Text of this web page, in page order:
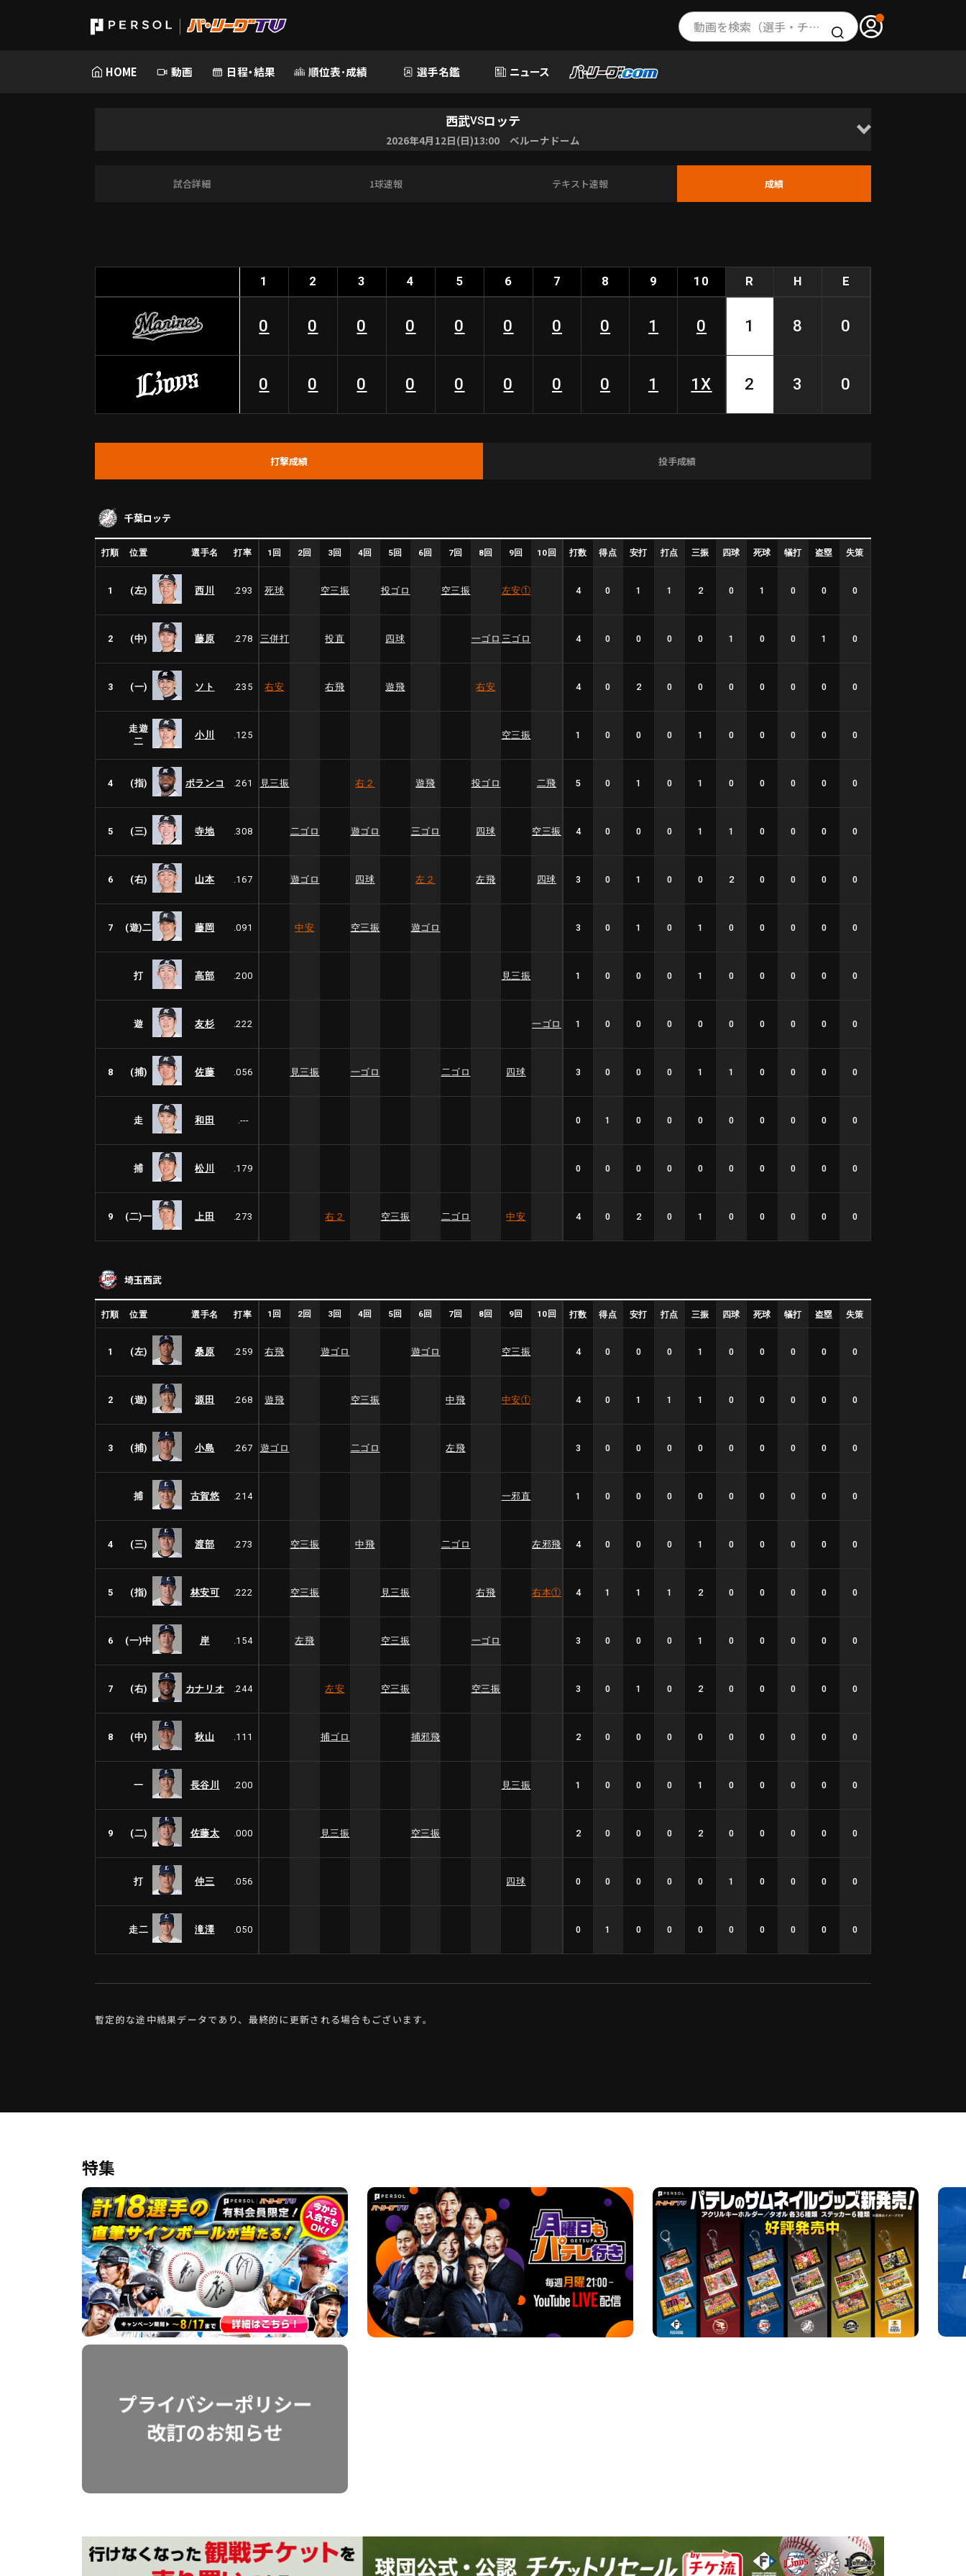
動画を検索（選手・チーム・プレー内容…）
HOME 動画 日程・結果 順位表･成績 選手名鑑 ニュース
西武VSロッテ
2026年4月12日(日)13:00 ベルーナドーム
試合詳細 1球速報 テキスト速報 成績
1 2 3 4 5 6 7 8 9 10 R H E
0 0 0 0 0 0 0 0 1 0 1 8 0
0 0 0 0 0 0 0 0 1 1X 2 3 0
打撃成績 投手成績
千葉ロッテ
打順 位置 選手名 打率 1回 2回 3回 4回 5回 6回 7回 8回 9回 10回 打数 得点 安打 打点 三振 四球 死球 犠打 盗塁 失策
1 (左) 西川 .293 死球 空三振 投ゴロ 空三振 左安① 4 0 1 1 2 0 1 0 0 0
2 (中) 藤原 .278 三併打 投直 四球 一ゴロ 三ゴロ 4 0 0 0 0 1 0 0 1 0
3 (一) ソト .235 右安 右飛 遊飛 右安 4 0 2 0 0 0 0 0 0 0
走遊
二
小川 .125 空三振 1 0 0 0 1 0 0 0 0 0
4 (指) ポランコ .261 見三振 右２ 遊飛 投ゴロ 二飛 5 0 1 0 1 0 0 0 0 0
5 (三) 寺地 .308 二ゴロ 遊ゴロ 三ゴロ 四球 空三振 4 0 0 0 1 1 0 0 0 0
6 (右) 山本 .167 遊ゴロ 四球 左２ 左飛 四球 3 0 1 0 0 2 0 0 0 0
7 (遊)二 藤岡 .091 中安 空三振 遊ゴロ 3 0 1 0 1 0 0 0 0 0
打 高部 .200 見三振 1 0 0 0 1 0 0 0 0 0
遊 友杉 .222 一ゴロ 1 0 0 0 0 0 0 0 0 0
8 (捕) 佐藤 .056 見三振 一ゴロ 二ゴロ 四球 3 0 0 0 1 1 0 0 0 0
走 和田 .--- 0 1 0 0 0 0 0 0 0 0
捕 松川 .179 0 0 0 0 0 0 0 0 0 0
9 (二)一 上田 .273 右２ 空三振 二ゴロ 中安 4 0 2 0 1 0 0 0 0 0
埼玉西武
打順 位置 選手名 打率 1回 2回 3回 4回 5回 6回 7回 8回 9回 10回 打数 得点 安打 打点 三振 四球 死球 犠打 盗塁 失策
1 (左) 桑原 .259 右飛 遊ゴロ 遊ゴロ 空三振 4 0 0 0 1 0 0 0 0 0
2 (遊) 源田 .268 遊飛 空三振 中飛 中安① 4 0 1 1 1 0 0 0 0 0
3 (捕) 小島 .267 遊ゴロ 二ゴロ 左飛 3 0 0 0 0 0 0 0 0 0
捕 古賀悠 .214 一邪直 1 0 0 0 0 0 0 0 0 0
4 (三) 渡部 .273 空三振 中飛 二ゴロ 左邪飛 4 0 0 0 1 0 0 0 0 0
5 (指) 林安可 .222 空三振 見三振 右飛 右本① 4 1 1 1 2 0 0 0 0 0
6 (一)中 岸 .154 左飛 空三振 一ゴロ 3 0 0 0 1 0 0 0 0 0
7 (右) カナリオ .244 左安 空三振 空三振 3 0 1 0 2 0 0 0 0 0
8 (中) 秋山 .111 捕ゴロ 捕邪飛 2 0 0 0 0 0 0 0 0 0
一 長谷川 .200 見三振 1 0 0 0 1 0 0 0 0 0
9 (二) 佐藤太 .000 見三振 空三振 2 0 0 0 2 0 0 0 0 0
打 仲三 .056 四球 0 0 0 0 0 1 0 0 0 0
走二 滝澤 .050 0 1 0 0 0 0 0 0 0 0
暫定的な途中結果データであり、最終的に更新される場合もございます。
特集